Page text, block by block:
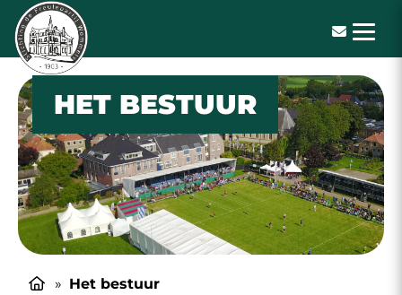
De Freulepartij
HET BESTUUR
» Het bestuur